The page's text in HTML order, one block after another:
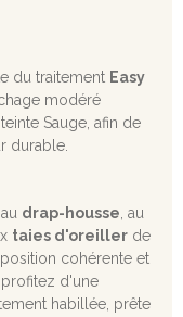
du traitement Easy
modéré
Sauge, afin de
durable.
au drap-housse, au
taies d'oreillerde
cohérente et
d'une
habillée, prête